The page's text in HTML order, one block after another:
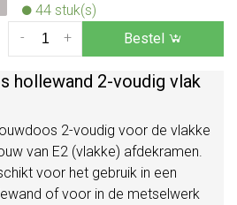
44 stuk(s)
+
- Bestel
hollewand 2-voudig vlak
2-voudig voor de vlakke
van E2 (vlakke) afdekramen.
voor het gebruik in een
of voor in de metselwerk